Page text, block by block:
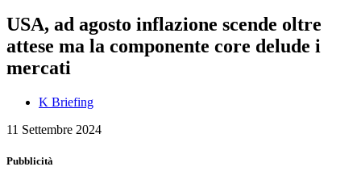
USA, ad agosto inflazione scende oltre
attese ma la componente core delude i
mercati
K Briefing
11 Settembre 2024
Pubblicità